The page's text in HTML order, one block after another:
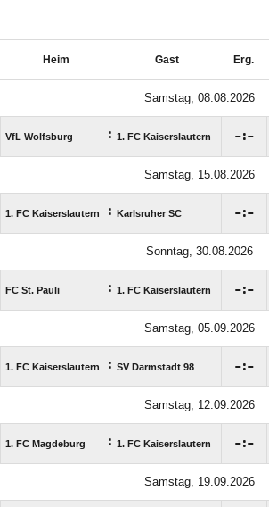
Heim Gast Erg.
Samstag, 08.08.2026
VfL Wolfsburg : 1. FC Kaiserslautern :
Samstag, 15.08.2026
1. FC Kaiserslautern : Karlsruher SC :
Sonntag, 30.08.2026
FC St. Pauli : 1. FC Kaiserslautern :
Samstag, 05.09.2026
1. FC Kaiserslautern : SV Darmstadt 98 :
Samstag, 12.09.2026
1. FC Magdeburg : 1. FC Kaiserslautern :
Samstag, 19.09.2026